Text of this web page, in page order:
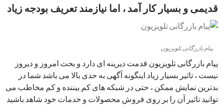
قدیمی و بسیار کار آمد ، اما نیازمند تعریف بودجه زیاد
پیام بازرگانی تلویزیون
پیام بازرگانی تلویزیون قدمت دیرینه ای دارد و بحث امروز و دیروز
نیست ، تاثیر بسیار زیاد اینگونه آگهی به حدی بالا می باشد شما در
بدترین نمایش ممکن ، حتی در شبکه های کم بیننده و کم مخاطب می
توانید تاثیر آن را بر روی فروش محصولات و خدمات خود شاهد باشید